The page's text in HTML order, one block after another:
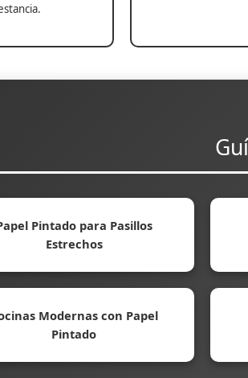
Pintado para Pasillos
Estrechos
Modernas con Papel
Pintado